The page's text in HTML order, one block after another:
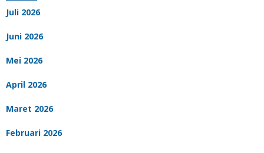
Juli 2026
Juni 2026
Mei 2026
April 2026
Maret 2026
Februari 2026